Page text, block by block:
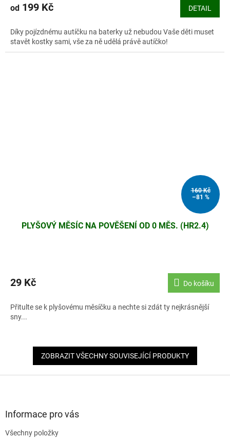
produktu
z
5
hvězdiček.
od 199 Kč DETAIL
Díky pojízdnému autíčku na baterky už nebudou Vaše děti muset
stavět kostky sami, vše za ně udělá právě autíčko!
160 Kč
–81 %
PLYŠOVÝ MĚSÍC NA POVĚŠENÍ OD 0 MĚS. (HR2.4)
29 Kč Do košíku
Přitulte se k plyšovému měsíčku a nechte si zdát ty nejkrásnější
sny...
ZOBRAZIT VŠECHNY SOUVISEJÍCÍ PRODUKTY
Informace pro vás
Všechny položky